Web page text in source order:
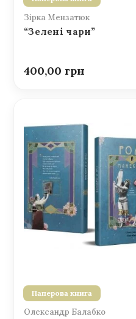
Зірка Мензатюк
“Зелені чари”
400,00
Паперова книга
Олександр Балабко